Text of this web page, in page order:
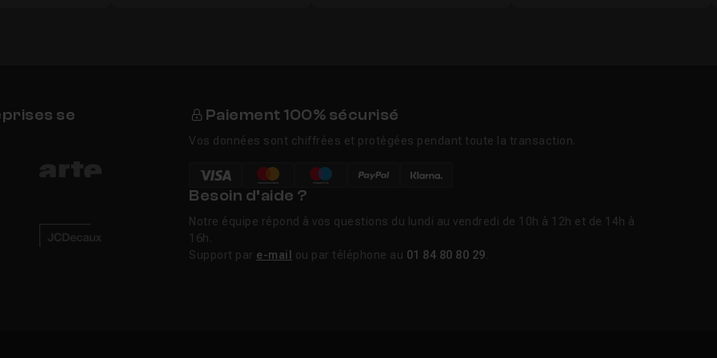
se
Paiement 100% sécurisé
Vos données sont chiffrées et protégées pendant toute la transaction.
Besoin d’aide ?
Notre équipe répond à vos questions du lundi au vendredi de 10h à 12h et de 14h à
16h.
Support par e-mail ou par téléphone au 01 84 80 80 29.